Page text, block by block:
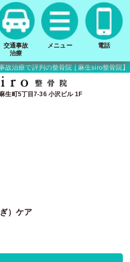
故治療で評判の整骨院 | 麻生siro整骨院】
生町5丁目7-36 小沢ビル 1F
交通事故
治療
メニュー 電話
）ケア